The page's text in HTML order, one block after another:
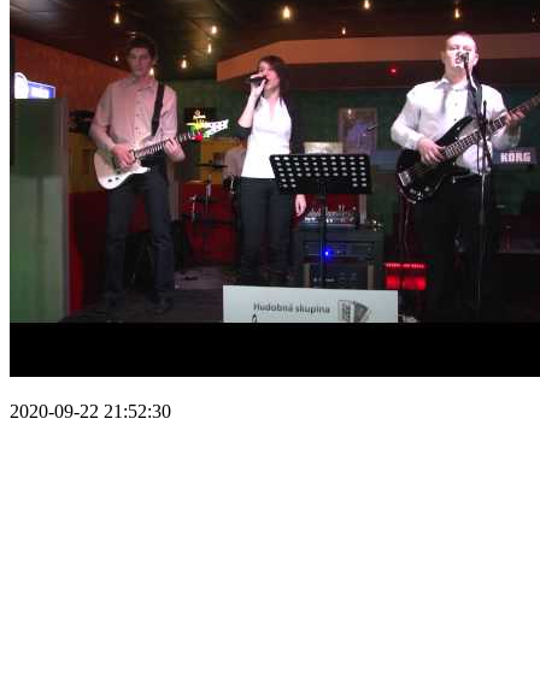
2020-09-22 21:52:30